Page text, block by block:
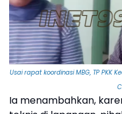
Usai rapat koordinasi MBG, TP PKK
Ia menambahkan,